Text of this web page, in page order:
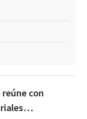
con